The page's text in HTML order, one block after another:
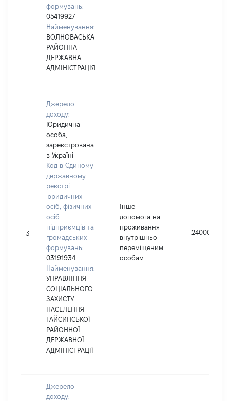
формувань:
05419927
Найменування:
ВОЛНОВАСЬКА
РАЙОННА
ДЕРЖАВНА
АДМІНІСТРАЦІЯ
3
Джерело
доходу:
Юридична
особа,
зареєстрована
в Україні
Код в Єдиному
державному
реєстрі
юридичних
осіб, фізичних
осіб –
підприємців та
громадських
формувань:
03191934
Найменування:
УПРАВЛІННЯ
СОЦІАЛЬНОГО
ЗАХИСТУ
НАСЕЛЕННЯ
ГАЙСИНСЬКОЇ
РАЙОННОЇ
ДЕРЖАВНОЇ
АДМІНІСТРАЦІЇ
Інше
допомога на
проживання
внутрішньо
переміщеним
особам
24000
Джерело
доходу: